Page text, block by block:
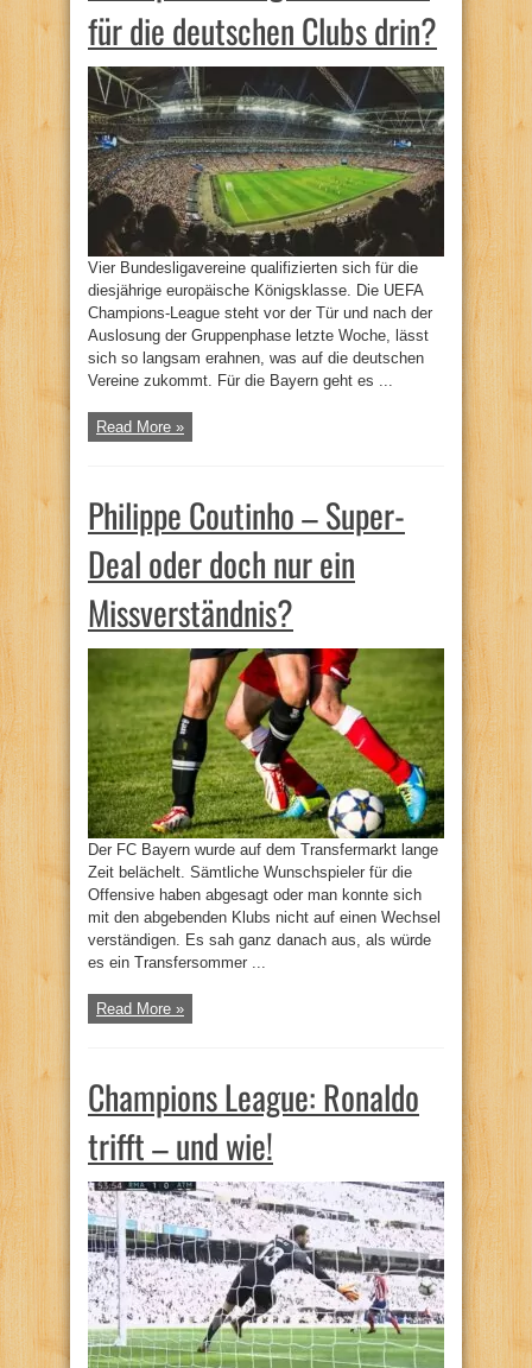
für die deutschen Clubs drin?
Vier Bundesligavereine qualifizierten sich für die
diesjährige europäische Königsklasse. Die UEFA
Champions-League steht vor der Tür und nach der
Auslosung der Gruppenphase letzte Woche, lässt
sich so langsam erahnen, was auf die deutschen
Vereine zukommt. Für die Bayern geht es ...
Read More »
Philippe Coutinho – Super-
Deal oder doch nur ein
Missverständnis?
Der FC Bayern wurde auf dem Transfermarkt lange
Zeit belächelt. Sämtliche Wunschspieler für die
Offensive haben abgesagt oder man konnte sich
mit den abgebenden Klubs nicht auf einen Wechsel
verständigen. Es sah ganz danach aus, als würde
es ein Transfersommer ...
Read More »
Champions League: Ronaldo
trifft – und wie!